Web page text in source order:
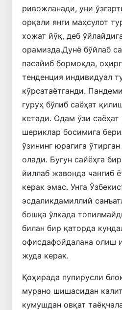
ривожланади, уни
орқали янги маҳсулот
хожат йўқ, деб
орамизда.Дунё бўйлаб
пасайиб бормоқда,
тенденция индивидуал
кўрсатаётганди.
гуруҳ бўлиб саёҳат
кетади. Одам ўзи саёҳат
шериклар босимига
ўзининг юрагига
олади. Бугун сайёҳга
йиллаб жавонда чангиб
керак эмас. Унга
эсдаликдамиллий
бошқа ўлкада
билан бир қаторда
офисдафойдалана олиш
жуда керак.
Қоҳирада пупирусли
мурано шишасидан
кумушдан овқат